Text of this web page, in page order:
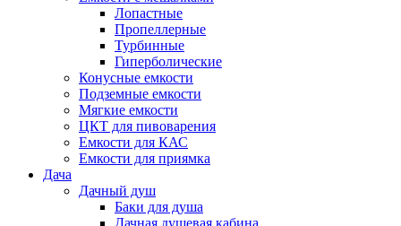
Лопастные
Пропеллерные
Турбинные
Гиперболические
Конусные емкости
Подземные емкости
Мягкие емкости
ЦКТ для пивоварения
Емкости для КАС
Емкости для приямка
Дача
Дачный душ
Баки для душа